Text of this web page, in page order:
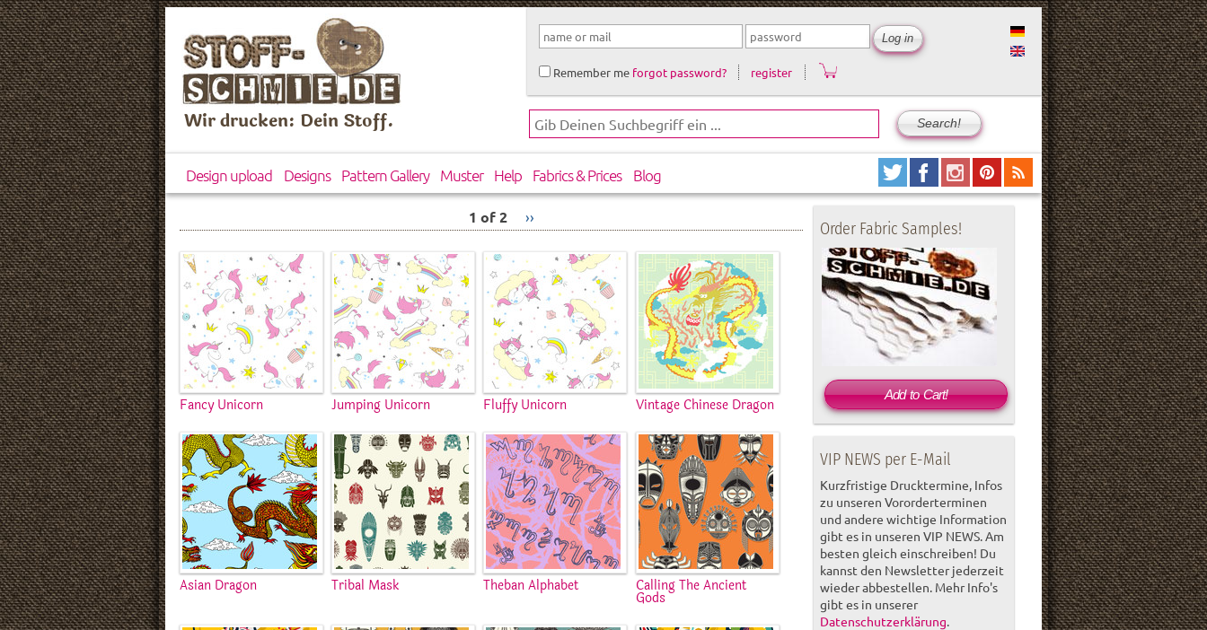
Wir drucken: Dein Stoff.
Remember me forgot password? register
Design upload Designs Pattern Gallery Muster Help Fabrics & Prices Blog
1 of 2 ››
Fancy Unicorn Jumping Unicorn Fluffy Unicorn Vintage Chinese Dragon
Asian Dragon Tribal Mask Theban Alphabet Calling The Ancient
Gods
Order Fabric Samples!
Add to Cart!
VIP NEWS per E-Mail
Kurzfristige Drucktermine, Infos
zu unseren Vororderterminen
und andere wichtige Information
gibt es in unseren VIP NEWS. Am
besten gleich einschreiben! Du
kannst den Newsletter jederzeit
wieder abbestellen. Mehr Info's
gibt es in unserer
Datenschutzerklärung